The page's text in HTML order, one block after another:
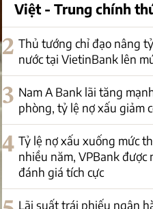
Việt - Trung chính
2 Thủ tướng chỉ đạo nâng
nước tại VietinBank lên
3 Nam A Bank lãi tăng
phòng, tỷ lệ nợ xấu giảm
4 Tỷ lệ nợ xấu xuống mức
nhiều năm, VPBank được
đánh giá tích cực
Lãi suất trái phiếu ngân